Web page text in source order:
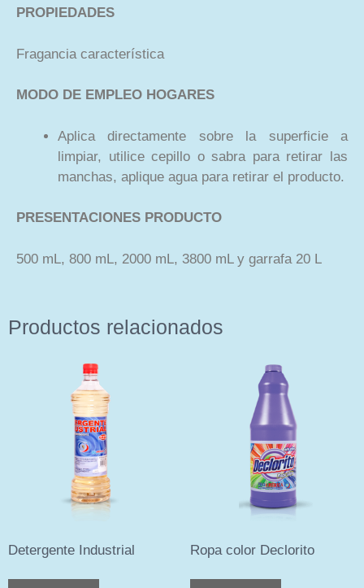
PROPIEDADES
Fragancia característica
MODO DE EMPLEO HOGARES
Aplica directamente sobre la superficie a
limpiar, utilice cepillo o sabra para retirar las
manchas, aplique agua para retirar el producto.
PRESENTACIONES PRODUCTO
500 mL, 800 mL, 2000 mL, 3800 mL y garrafa 20 L
Productos relacionados
Detergente Industrial Ropa color Declorito